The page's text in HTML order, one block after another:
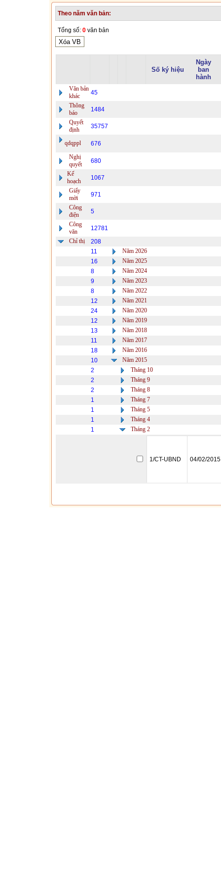
Theo năm văn bản:
Tổng số: 0 văn bản
Số ký hiệu
Ngày
ban
hành
Văn bản
khác
45
Thông
báo
1484
Quyết
định
35757
qdqppl
676
Nghị
quyết
680
Kế
hoạch
1067
Giấy
mời
971
Công
điện
5
Công
văn
12781
Chỉ thị
208
11
Năm 2026
16
Năm 2025
8
Năm 2024
9
Năm 2023
8
Năm 2022
12
Năm 2021
24
Năm 2020
12
Năm 2019
13
Năm 2018
11
Năm 2017
18
Năm 2016
10
Năm 2015
2
Tháng 10
2
Tháng 9
2
Tháng 8
1
Tháng 7
1
Tháng 5
1
Tháng 4
1
Tháng 2
1/CT-UBND 04/02/2015